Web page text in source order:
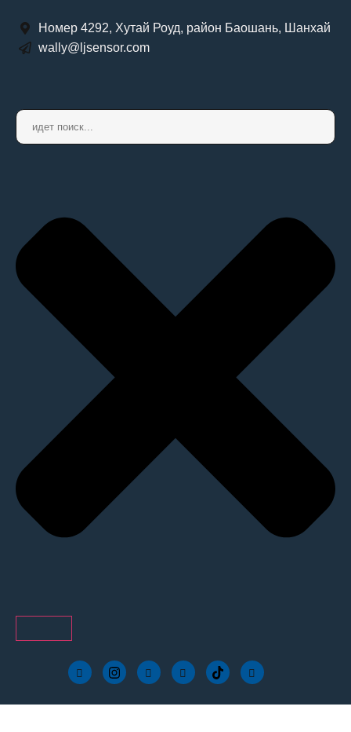
Номер 4292, Хутай Роуд, район Баошань, Шанхай
wally@ljsensor.com